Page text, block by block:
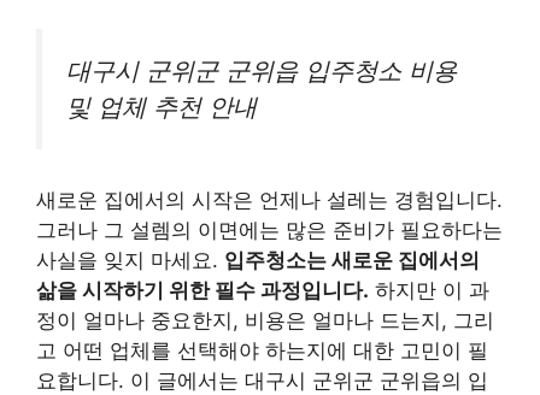
대구시 군위군 군위읍 입주청소 비용
및 업체 추천 안내
새로운 집에서의 시작은 언제나 설레는 경험입니다.
그러나 그 설렘의 이면에는 많은 준비가 필요하다는
사실을 잊지 마세요. 입주청소는 새로운 집에서의
삶을 시작하기 위한 필수 과정입니다. 하지만 이 과
정이 얼마나 중요한지, 비용은 얼마나 드는지, 그리
고 어떤 업체를 선택해야 하는지에 대한 고민이 필
요합니다. 이 글에서는 대구시 군위군 군위읍의 입